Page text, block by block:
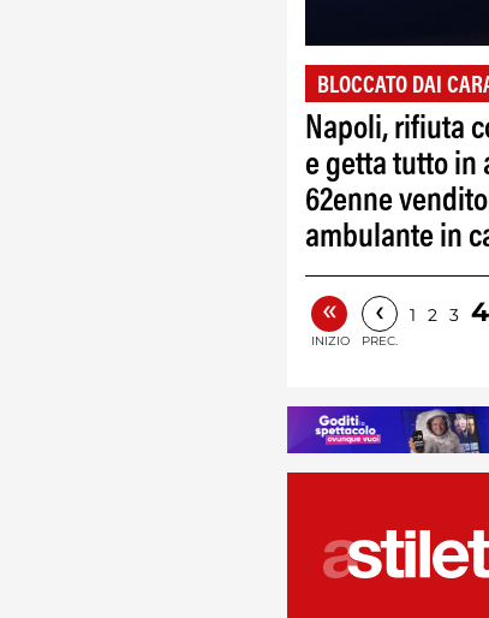
BLOCCATO DAI
Napoli, rifiuta
e getta tutto in
62enne
ambulante in
«
INIZIO
‹
PREC.
1 2 3 4